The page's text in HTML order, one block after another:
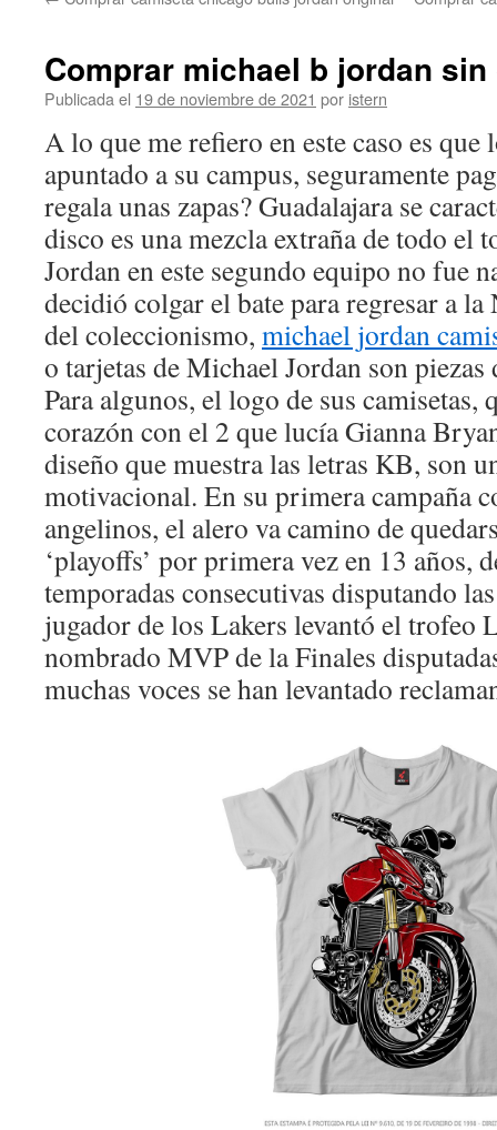
Comprar michael b jordan
Publicada el 19 de noviembre de 2021 por istern
A lo que me refiero en este caso es que
apuntado a su campus, seguramente
regala unas zapas? Guadalajara se
disco es una mezcla extraña de todo el
Jordan en este segundo equipo no fue
decidió colgar el bate para regresar a
del coleccionismo, michael jordan
o tarjetas de Michael Jordan son
Para algunos, el logo de sus camisetas,
corazón con el 2 que lucía Gianna
diseño que muestra las letras KB, son
motivacional. En su primera campaña
angelinos, el alero va camino de
‘playoffs’ por primera vez en 13 años,
temporadas consecutivas disputando
jugador de los Lakers levantó el trofeo
nombrado MVP de la Finales
muchas voces se han levantado